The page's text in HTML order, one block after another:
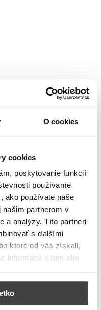
O cookies
cookies
poskytovanie funkcií
používame
ako používate naše
partnerom v
a analýzy. Títo partneri
s ďalšími
ktoré od vás získali,
informácií o tom ako
internetu v meste
internetu v lokalite
ulíc v danom